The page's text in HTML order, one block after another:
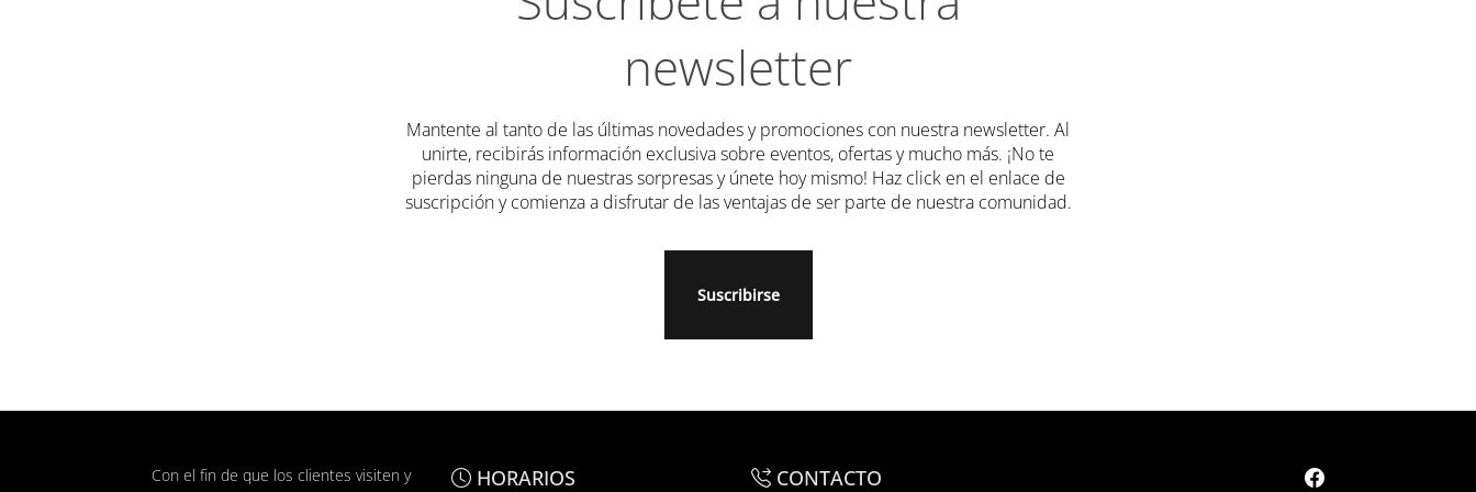
Mallorca son la mejor opción. Ya sea que necesites un perfume especial para una ocasión única o simplemente quieras renovar tus productos de belleza, aquí
No lo pienses más y ven a visitar nuestras perfumerías en Mallorca. Déjate seducir por los mejores aromas y disfruta de una experiencia de compra inigualable
Centro Comercial Alcampo Mallorca . ¡Te esperamos!
newsletter
Mantente al tanto de las últimas novedades y promociones con nuestra newsletter. Al
unirte, recibirás información exclusiva sobre eventos, ofertas y mucho más. ¡No te
pierdas ninguna de nuestras sorpresas y únete hoy mismo! Haz click en el enlace de
suscripción y comienza a disfrutar de las ventajas de ser parte de nuestra comunidad.
Suscribirse
Con el fin de que los clientes visiten y
HORARIOS CONTACTO